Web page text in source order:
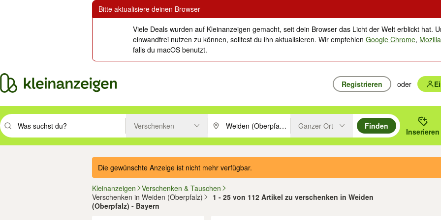
Bitte aktualisiere deinen Browser
Viele Deals wurden auf Kleinanzeigen gemacht, seit dein Browser das Licht der Welt erblickt hat.
einwandfrei nutzen zu können, solltest du ihn aktualisieren. Wir empfehlenGoogle Chrome,
falls du macOS benutzt.
Registrieren oder
Suchbegriff eingeben. Eingabetaste drücken um zu suchen, oder Vorschläge mit den Pfeiltasten nach oben/unten durchsuchen und mit
Verschenken PLZ oder Ort eingeben. Eingabetaste drücken um zu suchen, oder
Ganzer Ort
Finden
Inserieren
Die gewünschte Anzeige ist nicht mehr verfügbar.
Kleinanzeigen
Verschenken & Tauschen
Verschenken in Weiden (Oberpfalz)
1 - 25 von 112 Artikel zu verschenken in Weiden
(Oberpfalz) - Bayern